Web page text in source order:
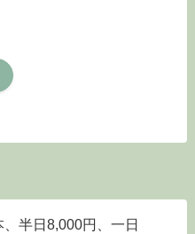
半日8,000円、一日